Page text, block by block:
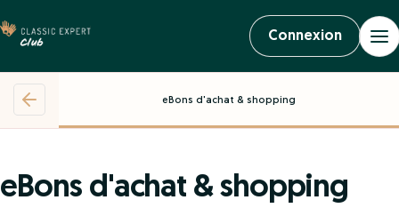
Connexion
eBons d'achat & shopping
eBons d'achat & shopping